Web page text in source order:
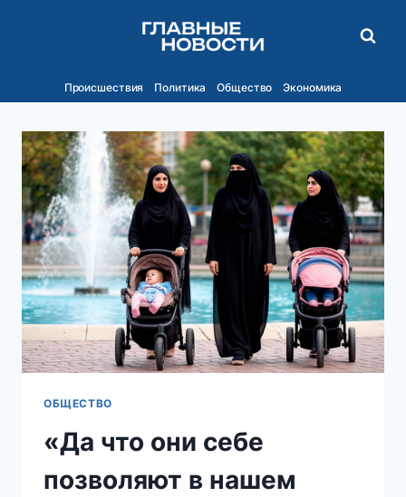
Происшествия Политика Общество Экономика
ОБЩЕСТВО
«Да что они себе
позволяют в нашем